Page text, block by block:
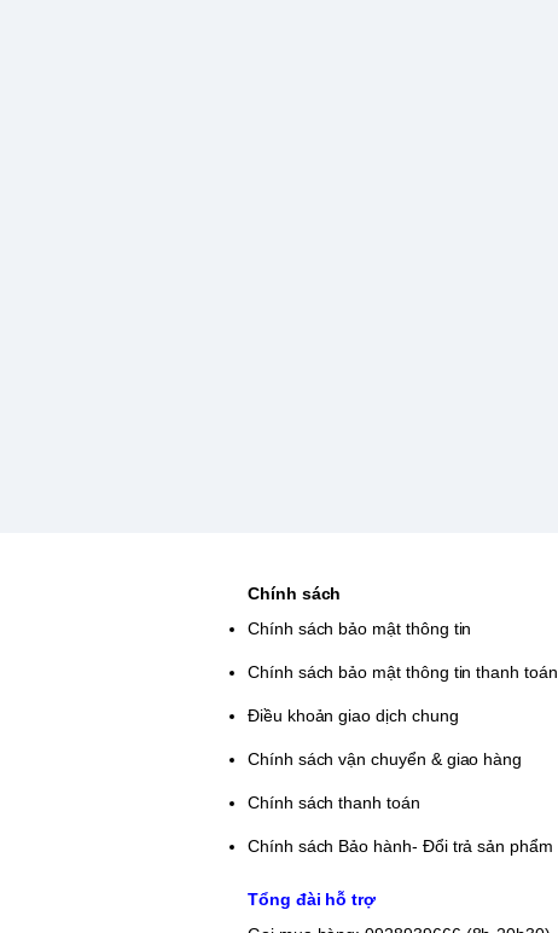
Chính sách
Chính sách bảo mật thông tin
Chính sách bảo mật thông tin thanh toán
Điều khoản giao dịch chung
Chính sách vận chuyển & giao hàng
Chính sách thanh toán
Chính sách Bảo hành- Đổi trả sản phẩm
Tổng đài hỗ trợ